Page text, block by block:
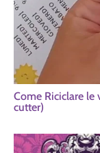
Come Riciclare le
cutter)